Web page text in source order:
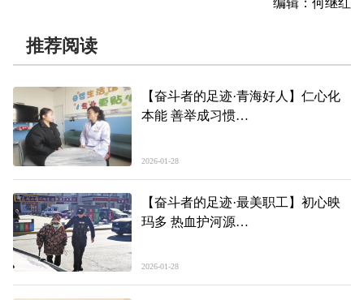
编辑：何继红
推荐阅读
【奋斗者的足迹·青海好人】仁心化
本能 善举成习惯
2026-01-28
【奋斗者的足迹·最美职工】初心映
玛多 热血护河源
县公安局特巡警大队辅警才让叁知
2026-01-28